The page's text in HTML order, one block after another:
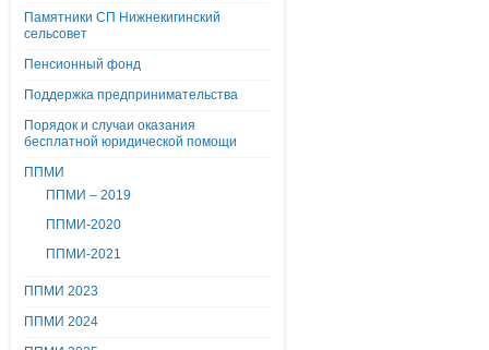
Памятники СП Нижнекигинский
сельсовет
Пенсионный фонд
Поддержка предпринимательства
Порядок и случаи оказания
бесплатной юридической помощи
ППМИ
ППМИ – 2019
ППМИ-2020
ППМИ-2021
ППМИ 2023
ППМИ 2024